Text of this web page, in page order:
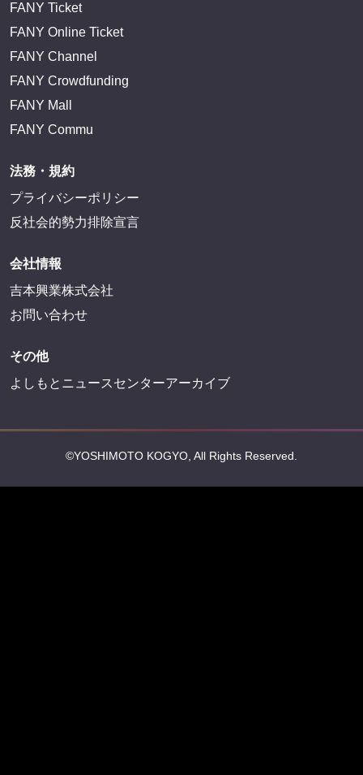
FANY Ticket
FANY Online Ticket
FANY Channel
FANY Crowdfunding
FANY Mall
FANY Commu
法務・規約
プライバシーポリシー
反社会的勢力排除宣言
会社情報
吉本興業株式会社
お問い合わせ
その他
よしもとニュースセンターアーカイブ
©YOSHIMOTO KOGYO, All Rights Reserved.